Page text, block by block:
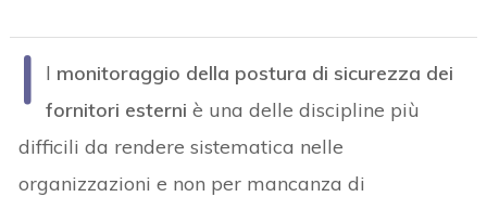
I l monitoraggio della postura di sicurezza dei
fornitori esterni è una delle discipline più
difficili da rendere sistematica nelle
organizzazioni e non per mancanza di